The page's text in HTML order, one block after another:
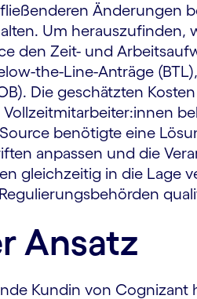
Änderungen
Um herauszufinden,
den Zeit- und
the-Line-Anträge
Die geschätzten
benötigte eine
anpassen und die
gleichzeitig in die Lage
Ansatz
Kundin von Cognizant